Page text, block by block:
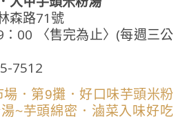
森路71號
00 〈售完為止〉(每週三公
7512